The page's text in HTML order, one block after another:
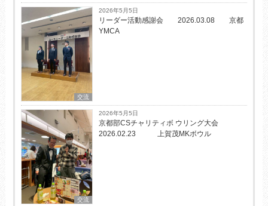
交流
2026年5月5日
リーダー活動感謝会 2026.03.08 京都
YMCA
交流
2026年5月5日
京都部CSチャリティボ ウリング大会
2026.02.23 上賀茂MKボウル